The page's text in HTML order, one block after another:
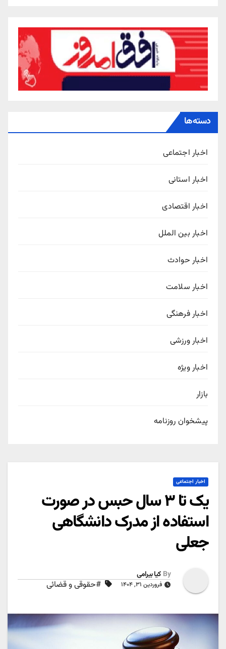
دسته‌ها
اخبار اجتماعی
اخبار استانی
اخبار اقتصادی
اخبار بین الملل
اخبار حوادث
اخبار سلامت
اخبار فرهنگی
اخبار ورزشی
اخبار ویژه
بازار
پیشخوان روزنامه
اخبار اجتماعی
یک تا ۳ سال حبس در صورت
استفاده از مدرک دانشگاهی
جعلی
By کیا بیرامی
فروردین ۳۱, ۱۴۰۴ #حقوقی و قضائی